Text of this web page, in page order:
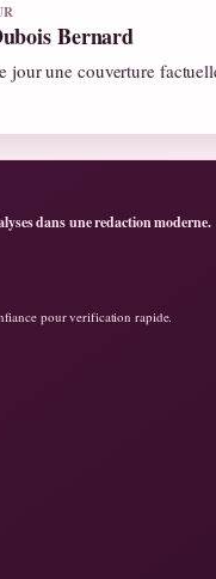
Bernard
jour une couverture
dans une redaction moderne.
pour verification rapide.